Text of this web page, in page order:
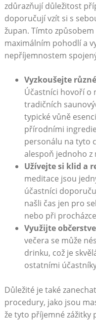
zdůrazňují důležitost
doporučují⁢ vzít⁣ si s⁣
‍župan. Tímto
maximálním pohodlí​ a
nepříjemnostem
Vyzkoušejte
Účastníci ⁣hovoří ​o
tradičních⁣
typické vůně
přírodními‍
personálu na tyto⁢
⁣alespoň jednoho z
Užívejte si klid⁤ a
meditace jsou‌
účastníci
našli ⁢čas ⁣jen pro
nebo při⁣
Využijte⁣
večera se může⁣
drinku, což je
ostatními
Důležité ‍je také
procedury, jako⁣ jsou
že ‌tyto ‍příjemné zážitky